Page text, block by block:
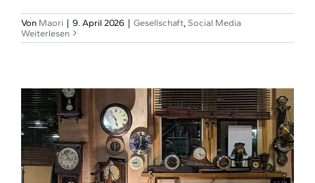
Von Maori | 9. April 2026 | Gesellschaft Social Media
Weiterlesen